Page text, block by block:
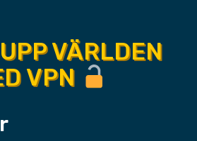
VÄRLDEN
VPN